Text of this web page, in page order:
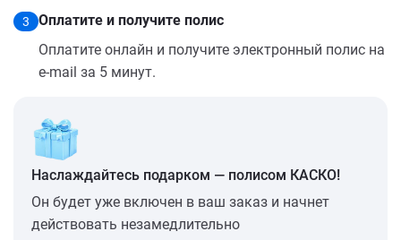
3
Оплатите и получите полис
Оплатите онлайн и получите электронный полис на
e-mail за 5 минут.
Наслаждайтесь подарком — полисом КАСКО!
Он будет уже включен в ваш заказ и начнет
действовать незамедлительно